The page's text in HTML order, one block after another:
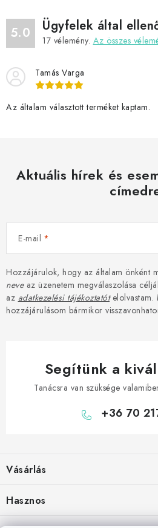
5.0 Ügyfelek által
17 vélemény. Az összes
Tamás Varga
Az általam választott terméket kaptam.
Aktuális hírek és
E-mail
Hozzájárulok, hogy az általam önként
neveaz üzenetem megválaszolása
az adatkezelési tájékoztatótelolvastam.
hozzájárulásom bármikor
Segítünk a
Tanácsra van szüksége
+36 70
b
é
Vásárlás
Szállítási lehetőségek
Hasznos
Elérhetőségek